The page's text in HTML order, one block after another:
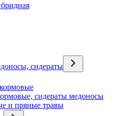
сидераты
сидераты медоносы
и пряные травы